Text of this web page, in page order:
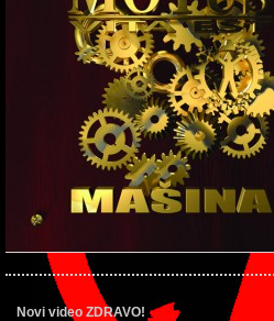
Novi video ZDRAVO!